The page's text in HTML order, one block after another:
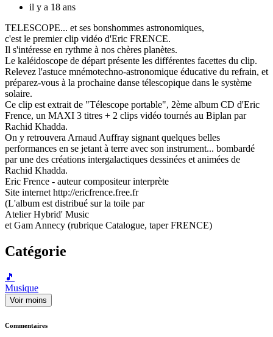
il y a 18 ans
TELESCOPE... et ses bonshommes astronomiques,
c'est le premier clip vidéo d'Eric FRENCE.
Il s'intéresse en rythme à nos chères planètes.
Le kaléidoscope de départ présente les différentes facettes du clip.
Relevez l'astuce mnémotechno-astronomique éducative du refrain, et
préparez-vous à la prochaine danse télescopique dans le système
solaire.
Ce clip est extrait de "Télescope portable", 2ème album CD d'Eric
Frence, un MAXI 3 titres + 2 clips vidéo tournés au Biplan par
Rachid Khadda.
On y retrouvera Arnaud Auffray signant quelques belles
performances en se jetant à terre avec son instrument... bombardé
par une des créations intergalactiques dessinées et animées de
Rachid Khadda.
Eric Frence - auteur compositeur interprète
Site internet http://ericfrence.free.fr
(L'album est distribué sur la toile par
Atelier Hybrid' Music
et Gam Annecy (rubrique Catalogue, taper FRENCE)
Catégorie
🎵
Musique
Voir moins
Commentaires